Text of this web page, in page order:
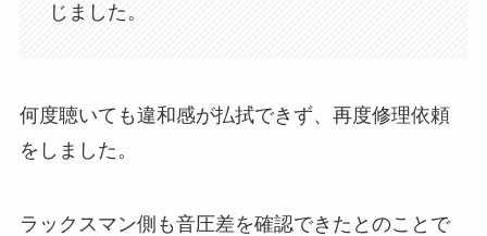
じました。
何度聴いても違和感が払拭できず、再度修理依頼
をしました。
ラックスマン側も音圧差を確認できたとのことで